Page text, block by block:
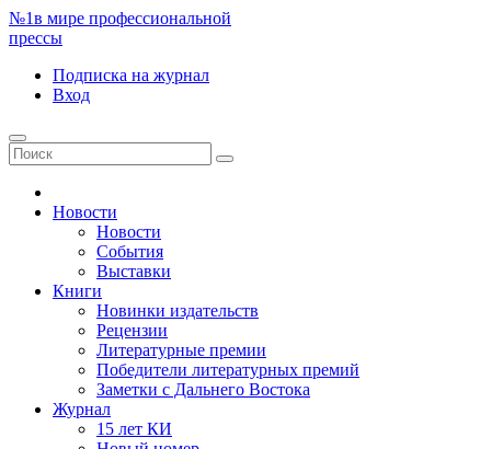
№1в мире профессиональной
прессы
Подписка на журнал
Вход
Новости
Новости
События
Выставки
Книги
Новинки издательств
Рецензии
Литературные премии
Победители литературных премий
Заметки с Дальнего Востока
Журнал
15 лет КИ